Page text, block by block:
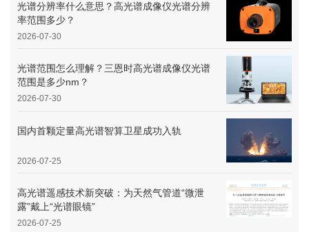
光谱分辨率什么意思？高光谱成像仪光谱分辨
率范围多少？
2026-07-30
光谱范围怎么理解？三恩时高光谱成像仪光谱
范围是多少nm？
2026-07-30
国内首颗定量高光谱智算卫星成功入轨
2026-07-25
高光谱遥感技术新突破：为天然气管道“微泄
露”戴上“光谱眼镜”
2026-07-25